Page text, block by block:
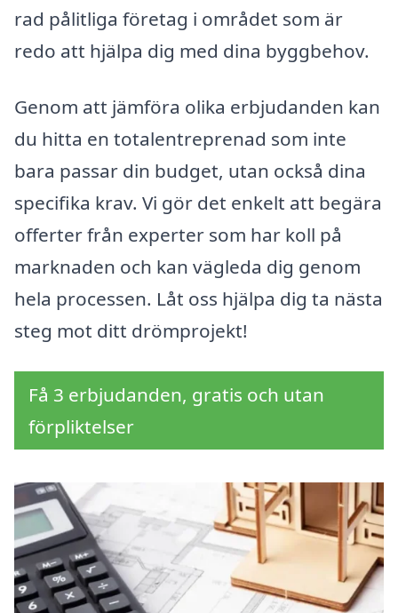
rad pålitliga företag i området som är
redo att hjälpa dig med dina byggbehov.
Genom att jämföra olika erbjudanden kan
du hitta en totalentreprenad som inte
bara passar din budget, utan också dina
specifika krav. Vi gör det enkelt att begära
offerter från experter som har koll på
marknaden och kan vägleda dig genom
hela processen. Låt oss hjälpa dig ta nästa
steg mot ditt drömprojekt!
Få 3 erbjudanden, gratis och utan
förpliktelser